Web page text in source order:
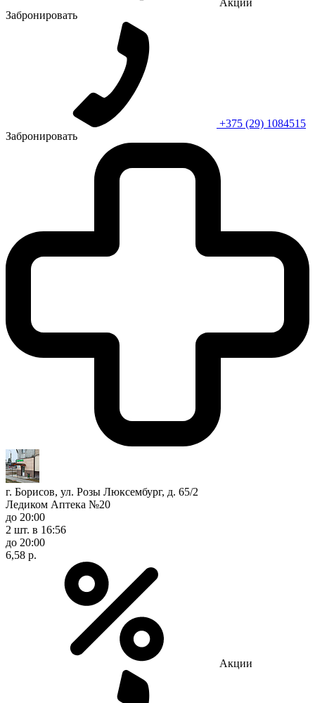
Забронировать
+375 (29) 1084515
Забронировать
г. Борисов, ул. Розы Люксембург, д. 65/2
Ледиком Аптека №20
до 20:00
2 шт. в 16:56
до 20:00
6,58 р.
Акции